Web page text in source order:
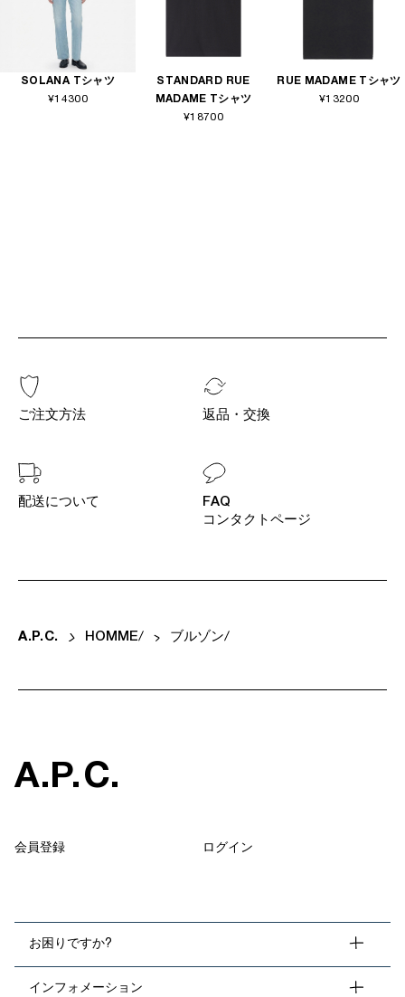
SOLANA Tシャツ
¥14300
STANDARD RUE
MADAME Tシャツ
¥18700
RUE MADAME Tシャツ
¥13200
ご注文方法 返品・交換
配送について
FAQ
コンタクトページ
A. P. C. HOMME ブルゾン
A.P.C.
会員登録 ログイン
お困りですか?
インフォメーション